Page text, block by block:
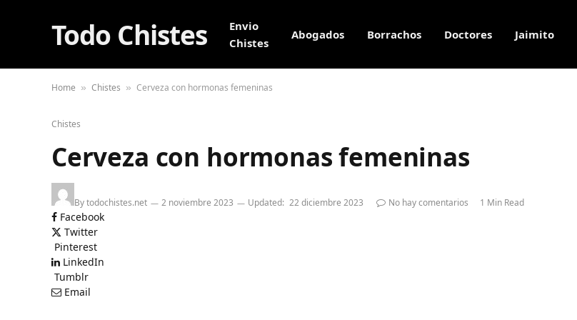
Todo Chistes
Envio
Chistes
Abogados Borrachos Doctores Jaimito
Home » Chistes » Cerveza con hormonas femeninas
Chistes
Cerveza con hormonas femeninas
Bytodochistes.net 2 noviembre 2023 Updated: 22 diciembre 2023 No hay comentarios 1 Min Read
Facebook
Twitter
Pinterest
LinkedIn
Tumblr
Email